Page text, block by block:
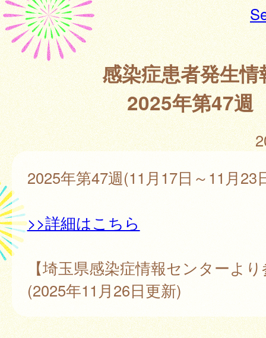
感染症患者発生情
2025年第47週
2025年第47週(11月17日～11月23
>>詳細はこちら
【埼玉県感染症情報センターよ
(2025年11月26日更新)